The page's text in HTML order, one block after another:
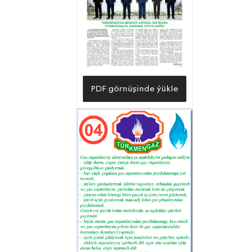
bejeriş-abatlaýyş işlerini, bar bolan
ýigrimi dört sany gaz paýlaýjy desgada,
üç ýüz otuz iki sany gaz sazlaýjy
enjamlarda sazlamak, bejermek,
reňklemek, tehniki taýdan hyzmat
etmek işlerini bildirilýän talaplara laýyk
ýerine ýetiripdirler.
PDF görnüşinde ýükle